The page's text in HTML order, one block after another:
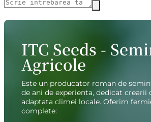
ITC Seeds -
Agricole
Este un producator roman de
de ani de experienta, dedicat crearii
adaptata climei locale. Oferim
complete: